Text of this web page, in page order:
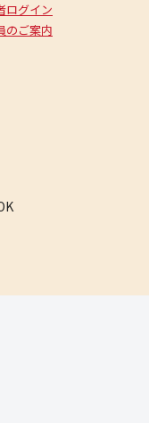
ログイン
のご案内